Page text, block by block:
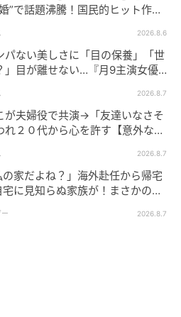
”で話題沸騰！国民的ヒット作
2026.8.6
パない美しさに「目の保養」「世
」目が離せない…『月9主演女優
2026.8.7
が夫婦役で共演→「友達いなさそ
れ２０代から心を許す【意外な親
2026.8.7
の家だよね？」海外赴任から帰宅
に見知らぬ家族が！まさかの真
2026.8.7